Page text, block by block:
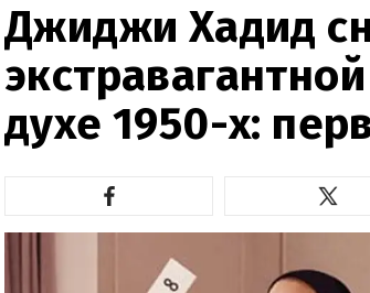
Джиджи Хадид
духе 1950-х: